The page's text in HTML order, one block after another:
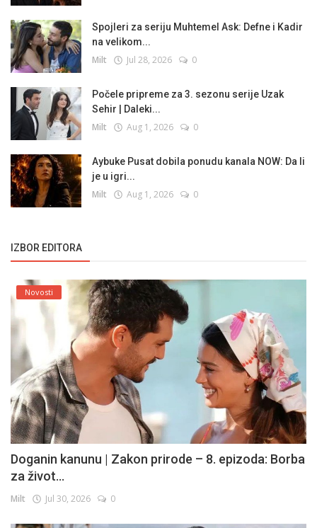
Spojleri za seriju Muhtemel Ask: Defne i Kadir
na velikom...
Milt Jul 28, 2026 0
Počele pripreme za 3. sezonu serije Uzak
Sehir | Daleki...
Milt Aug 1, 2026 0
Aybuke Pusat dobila ponudu kanala NOW: Da li
je u igri...
Milt Aug 1, 2026 0
IZBOR EDITORA
Novosti
Doganin kanunu | Zakon prirode – 8. epizoda: Borba
za život...
Milt Jul 30, 2026 0